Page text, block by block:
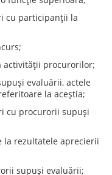
cu participanții la
activității procurorilor;
evaluării, actele
la aceștia;
cu procurorii supuși
la rezultatele aprecierii
supuși evaluării;